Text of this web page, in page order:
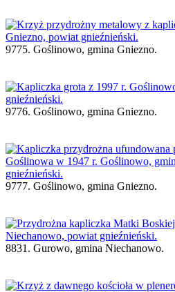
9775. Goślinowo, gmina Gniezno.
9776. Goślinowo, gmina Gniezno.
9777. Goślinowo, gmina Gniezno.
8831. Gurowo, gmina Niechanowo.